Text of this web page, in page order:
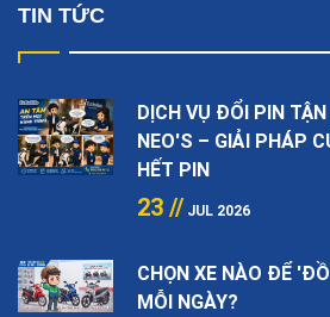
TIN TỨC
DỊCH VỤ ĐỔI PIN
NEO'S – GIẢI PHÁP
HẾT PIN
23 // JUL 2026
CHỌN XE NÀO ĐỂ
MỖI NGÀY?